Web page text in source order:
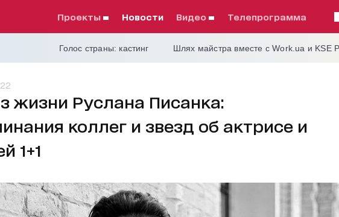
проекты Новости видео телепрограмма
Голос страны: кастинг Шлях майстра вместе с Work.ua и KSE
жизни Руслана Писанка:
коллег и звезд об актрисе и
1+1